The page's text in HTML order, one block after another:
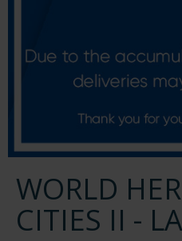
WORLD
CITIES II -